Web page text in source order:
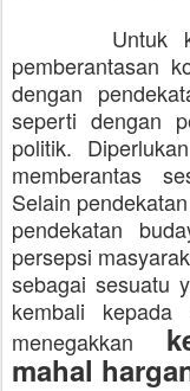
Untuk
pemberantasan
dengan
seperti dengan
politik.
memberantas
Selain
pendekatan
persepsi
sebagai sesuatu
kembali
menegakkan
mahal